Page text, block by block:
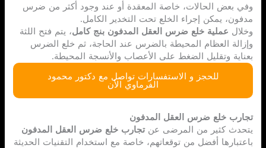
وفي بعض الحالات، خاصة المعقدة أو عند وجود أكثر من ضرس
مدفون، يمكن إجراء الخلع تحت التخدير الكامل.
وخلال عملية خلع ضرس العقل المدفون بنج كامل، يتم فتح اللثة
وإزالة العظام المحيطة بالضرس عند الحاجة، ثم خلع الضرس
بعناية وتقليل الضغط على الأعصاب والأنسجة المحيطة.
للحجز و الاستفسارات تواصل مع دكتور محمود
الفرماوي الأن
تجارب خلع ضرس العقل المدفون
يتحدث كثير من المرضى عنتجارب خلع ضرس العقل المدفون
باعتبارها أفضل من توقعاتهم، خاصة مع استخدام التقنيات الحديثة